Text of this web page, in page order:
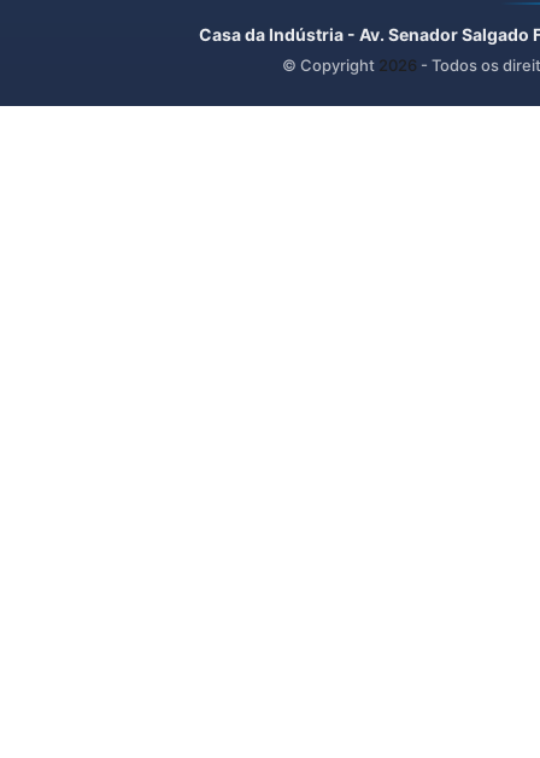
Casa da Indústria - Av. Senador
© Copyright 2026 - Todos os